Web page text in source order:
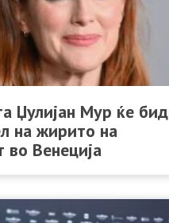
Џулијан Мур ќе
на жирито на
во Венеција